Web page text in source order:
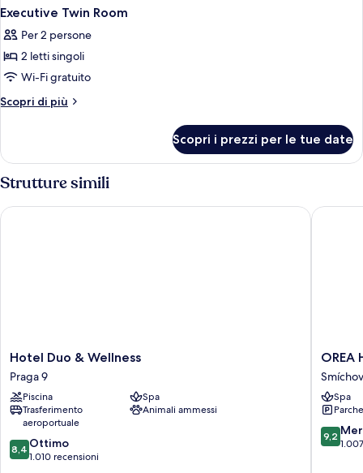
Executive Twin Room
Per 2 persone
2 letti singoli
Wi-Fi gratuito
Scopri di più
Altri
Twin
Scopri i prezzi per le tue date
Strutture simili
Hotel
Duo
&
Wellness
Praga
Hotel Duo & Wellness
Praga 9
Piscina
Spa
Trasferimento
aeroportuale
Animali ammessi
8.4
su
8,4 Ottimo
1.010 recensioni
Hotel Duo & Wellness
OREA
Hotel
Andels
Smíchov
OREA
Smíchov
Spa
9.2
su
9,2
OREA